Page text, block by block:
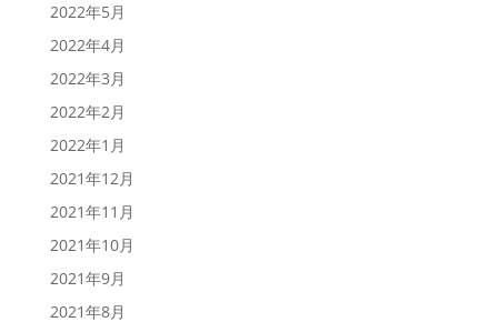
2022年5月
2022年4月
2022年3月
2022年2月
2022年1月
2021年12月
2021年11月
2021年10月
2021年9月
2021年8月